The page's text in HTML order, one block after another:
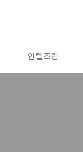
인텔조립